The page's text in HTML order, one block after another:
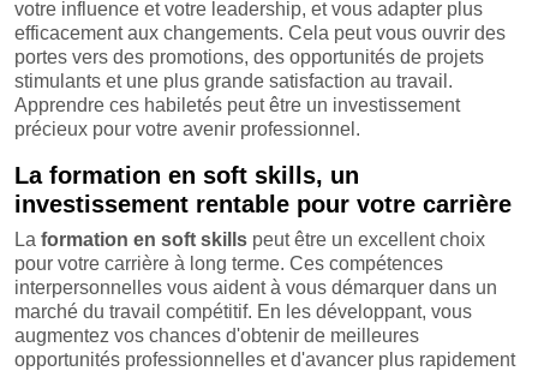
votre influence et votre leadership, et vous adapter plus
efficacement aux changements. Cela peut vous ouvrir des
portes vers des promotions, des opportunités de projets
stimulants et une plus grande satisfaction au travail.
Apprendre ces habiletés peut être un investissement
précieux pour votre avenir professionnel.
La formation en soft skills, un
investissement rentable pour votre carrière
La formation en soft skills peut être un excellent choix
pour votre carrière à long terme. Ces compétences
interpersonnelles vous aident à vous démarquer dans un
marché du travail compétitif. En les développant, vous
augmentez vos chances d'obtenir de meilleures
opportunités professionnelles et d'avancer plus rapidement